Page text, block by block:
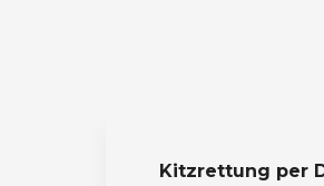
Kitzrettung per